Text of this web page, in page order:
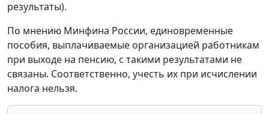
результаты).
По мнению Минфина России, единовременные
пособия, выплачиваемые организацией работникам
при выходе на пенсию, с такими результатами не
связаны. Соответственно, учесть их при исчислении
налога нельзя.